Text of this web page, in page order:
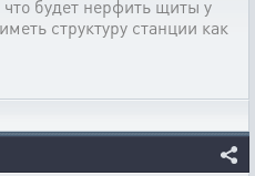
что будет нерфить щиты у
структуру станции как